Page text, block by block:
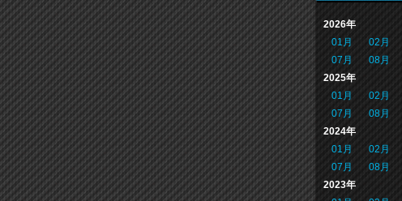
2026年
01月
02月
07月
08月
2025年
01月
02月
07月
08月
2024年
01月
02月
07月
08月
2023年